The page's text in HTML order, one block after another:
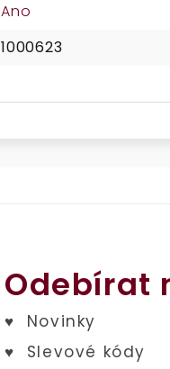
Ano
1000623
Odebírat